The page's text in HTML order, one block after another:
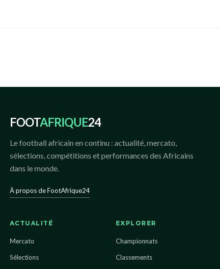
FOOTAFRIQUE24
Le football africain en continu : actualité, mercato,
sélections, compétitions et performances des Africains
dans le monde.
À propos de FootAfrique24
ACTUALITÉ
Mercato
Sélections
EXPLORER
Championnats
Classements